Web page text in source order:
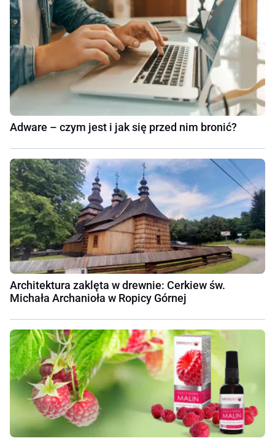
Adware – czym jest i jak się przed nim bronić?
Architektura zaklęta w drewnie: Cerkiew św.
Michała Archanioła w Ropicy Górnej